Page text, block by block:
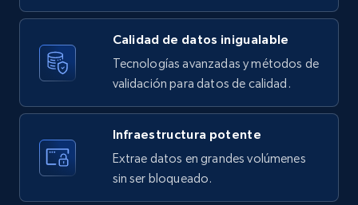
Youtube - Videos posts - Discover videos by
channel URL
URL, Title, Youtuber, Youtuber md5, Video url,
8.1K+ Prueba gratuita
Calidad de datos inigualable
Tecnologías avanzadas y métodos de
validación para datos de calidad.
Infraestructura potente
Extrae datos en grandes volúmenes
sin ser bloqueado.